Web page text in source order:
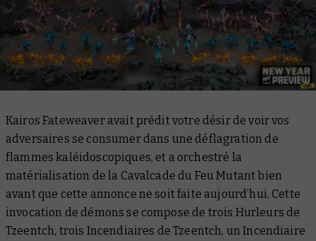
Kairos Fateweaver avait prédit votre désir de voir vos
adversaires se consumer dans une déflagration de
flammes kaléidoscopiques, et a orchestré la
matérialisation de la Cavalcade du Feu Mutant bien
avant que cette annonce ne soit faite aujourd’hui. Cette
invocation de démons se compose de trois Hurleurs de
Tzeentch, trois Incendiaires de Tzeentch, un Incendiaire